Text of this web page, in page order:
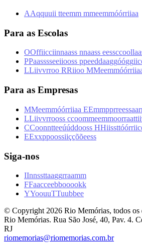
AAqquuii tteemm mmeemmóórriiaa
Para as Escolas
OOffiicciinnaass nnaass eessccoollaa
PPaasssseeiiooss ppeeddaaggóóggiic
LLiivvrroo RRiioo MMeemmóórriia
Para as Empresas
MMeemmóórriiaa EEmmpprreessaar
LLiivvrrooss ccoommeemmoorraattii
CCoonntteeúúddooss HHiissttóórriic
EExxppoossiiççõõeess
Siga-nos
IInnssttaaggrraamm
FFaacceebbooookk
YYoouuTTuubbee
© Copyright 2026 Rio Memórias, todos os
Rio Memórias. Rua São José, 40, Pav. 4.
RJ
riomemorias@riomemorias.com.br